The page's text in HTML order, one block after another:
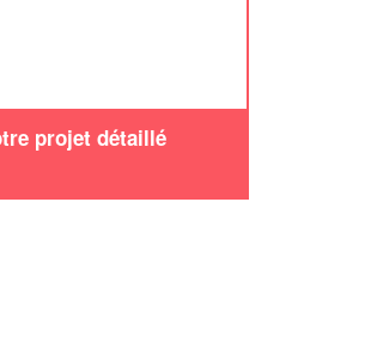
projet détaillé